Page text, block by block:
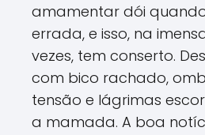
amamentar dói
errada, e isso, na
vezes, tem conserto.
com bico rachado,
tensão e lágrimas
a mamada. A boa